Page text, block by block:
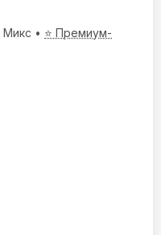
Микс • ⭐ Премиум-